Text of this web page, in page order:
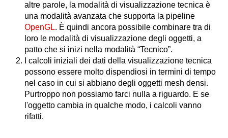
altre parole, la modalità di visualizzazione tecnica è
una modalità avanzata che supporta la pipeline
OpenGL. È quindi ancora possibile combinare tra di
loro le modalità di visualizzazione degli oggetti, a
patto che si inizi nella modalità “Tecnico”.
I calcoli iniziali dei dati della visualizzazione tecnica
possono essere molto dispendiosi in termini di tempo
nel caso in cui si abbiano degli oggetti mesh densi.
Purtroppo non possiamo farci nulla a riguardo. E se
l'oggetto cambia in qualche modo, i calcoli vanno
rifatti.